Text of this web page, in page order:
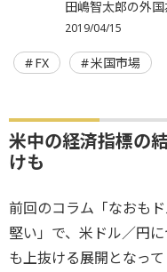
田嶋智太郎の外
2019/04/15
FX 米国市場
米中の経済指標の
けも
前回のコラム「なおも
堅い」で、米ドル／円
も上抜ける展開となっ